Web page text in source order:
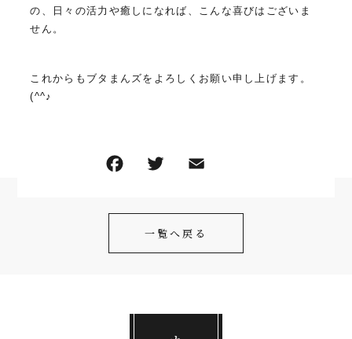
の、日々の活力や癒しになれば、こんな喜びはございま
せん。
これからもブタまんズをよろしくお願い申し上げます。
(^^♪
F
c
e
o
T
itt
er
ai
一覧へ戻る